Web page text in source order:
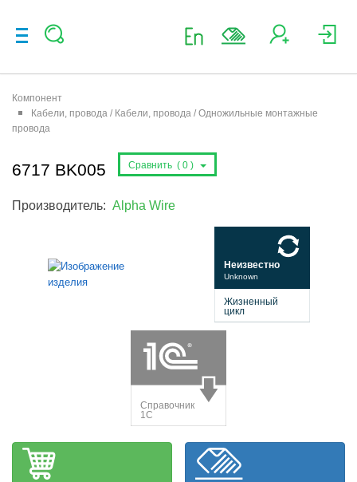
Компонент
Кабели, провода / Кабели, провода / Одножильные монтажные
провода
6717 BK005 Сравнить ( 0 )
Производитель: Alpha Wire